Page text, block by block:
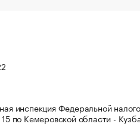
инспекция Федеральной
по Кемеровской области -